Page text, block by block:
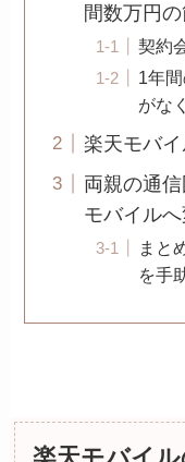
間数万円
契約
1年
がな
楽天モバ
両親の通
モバイル
まと
を手